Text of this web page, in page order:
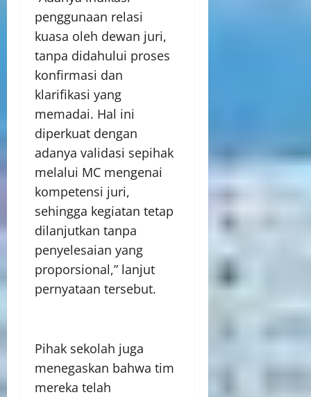
penggunaan relasi
kuasa oleh dewan juri,
tanpa didahului proses
konfirmasi dan
klarifikasi yang
memadai. Hal ini
diperkuat dengan
adanya validasi sepihak
melalui MC mengenai
kompetensi juri,
sehingga kegiatan tetap
dilanjutkan tanpa
penyelesaian yang
proporsional,” lanjut
pernyataan tersebut.
Pihak sekolah juga
menegaskan bahwa tim
mereka telah